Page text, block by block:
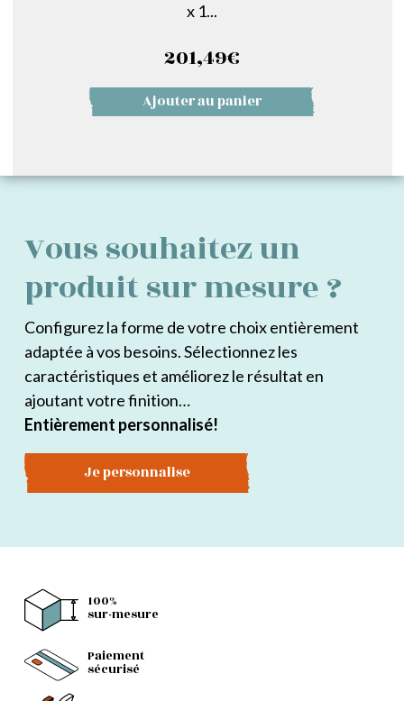
x 1...
201,49€
Ajouter au panier
Vous souhaitez un
produit sur mesure ?
Configurez la forme de votre choix entièrement
adaptée à vos besoins. Sélectionnez les
caractéristiques et améliorez le résultat en
ajoutant votre finition…
Entièrement personnalisé!
Je personnalise
100%
sur-mesure
Paiement
sécurisé